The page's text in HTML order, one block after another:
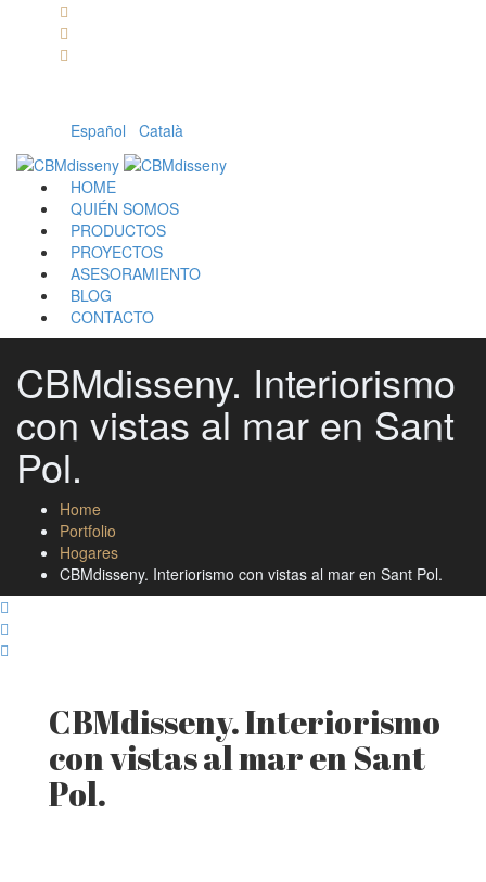
Español Català
HOME
QUIÉN SOMOS
PRODUCTOS
PROYECTOS
ASESORAMIENTO
BLOG
CONTACTO
CBMdisseny. Interiorismo
con vistas al mar en Sant
Pol.
Home
Portfolio
Hogares
CBMdisseny. Interiorismo con vistas al mar en Sant Pol.
CBMdisseny. Interiorismo
con vistas al mar en Sant
Pol.